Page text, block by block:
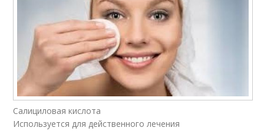
Салициловая кислота
Используется для действенного лечения